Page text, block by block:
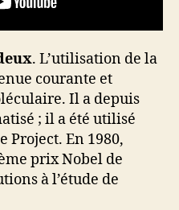
. L’utilisation de la
courante et
Il a depuis
; il a été utilisé
Project. En 1980,
prix Nobel de
à l’étude de